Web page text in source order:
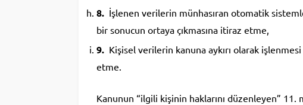
İşlenen verilerin münhasıran otomatik
bir sonucun ortaya çıkmasına itiraz etme,
Kişisel verilerin kanuna aykırı olarak
etme.
Kanunun “ilgili kişinin haklarını düzenleyen” 11.